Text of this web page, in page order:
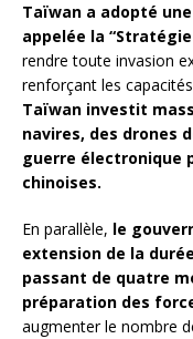
Taïwan a adopté
appelée la
rendre toute invasion
renforçant les
Taïwan investit
navires, des drones
guerre électronique
chinoises.
En parallèle, le
extension de la
passant de quatre
préparation des
augmenter le nombre